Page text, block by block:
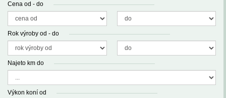
Cena od - do
Rok výroby od - do
Najeto km do
Výkon koní od